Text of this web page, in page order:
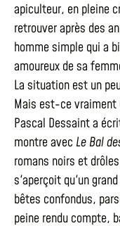
apiculteur, en pleine
retrouver après des
homme simple qui a
amoureux de sa
La situation est un
Mais est-ce vraiment
Pascal Dessaint a
montre avec Le Bal
romans noirs et
s'aperçoit qu'un
bêtes confondus,
peine rendu compte,